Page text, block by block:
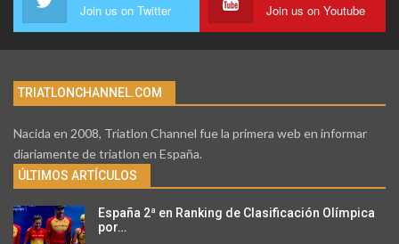
Join us on Twitter Join us on Youtube
TRIATLONCHANNEL.COM
Nacida en 2008, Triatlon Channel fue la primera web en informar
diariamente de triatlon en España.
ÚLTIMOS ARTÍCULOS
España 2ª en Ranking de Clasificación Olímpica
por…